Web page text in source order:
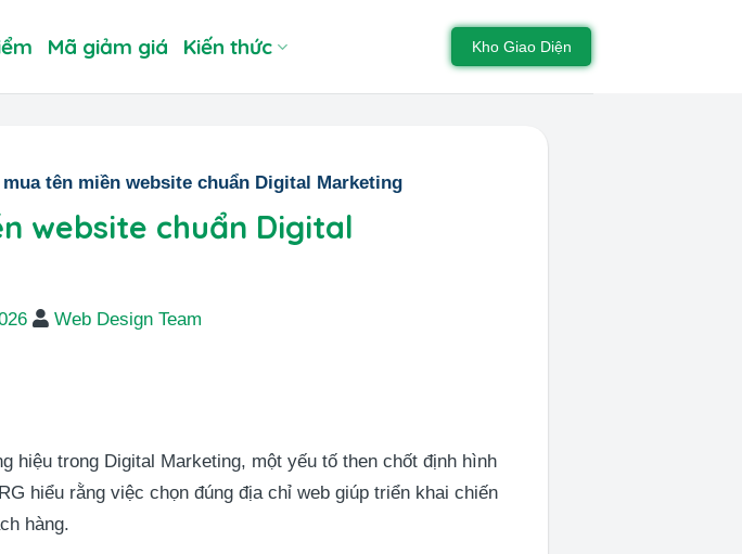
Mã giảm giá Kiến thức Kho Giao Diện
tên miền website chuẩn Digital Marketing
website chuẩn Digital
Web Design Team
hiệu trong Digital Marketing, một yếu tố then chốt định hình
hiểu rằng việc chọn đúng địa chỉ web giúp triển khai chiến
hàng.